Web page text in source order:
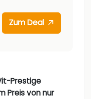
Zum Deal
Prestige
Preis von nur